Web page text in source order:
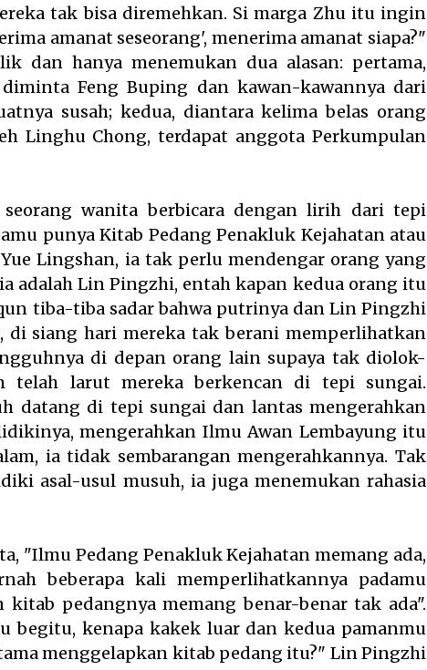
tak bisa diremehkan. Si marga Zhu itu ingin
amanat seseorang', menerima amanat siapa?"
dan hanya menemukan dua alasan: pertama,
Feng Buping dan kawan-kawannya dari
susah; kedua, diantara kelima belas orang
Linghu Chong, terdapat anggota Perkumpulan
seorang wanita berbicara dengan lirih dari tepi
punya Kitab Pedang Penakluk Kejahatan atau
Lingshan, ia tak perlu mendengar orang yang
adalah Lin Pingzhi, entah kapan kedua orang itu
tiba-tiba sadar bahwa putrinya dan Lin Pingzhi
siang hari mereka tak berani memperlihatkan
di depan orang lain supaya tak diolok-
telah larut mereka berkencan di tepi sungai.
datang di tepi sungai dan lantas mengerahkan
mengerahkan Ilmu Awan Lembayung itu
ia tidak sembarangan mengerahkannya. Tak
asal-usul musuh, ia juga menemukan rahasia
"Ilmu Pedang Penakluk Kejahatan memang ada,
beberapa kali memperlihatkannya padamu
pedangnya memang benar-benar tak ada".
begitu, kenapa kakek luar dan kedua pamanmu
menggelapkan kitab pedang itu?" Lin Pingzhi